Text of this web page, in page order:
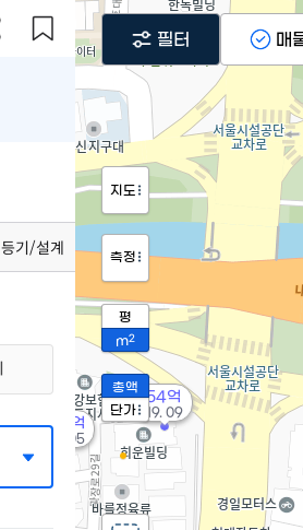
54억
'19. 09
9.5억
'11. 05
지도
측정
평
m2
총액
단가
필터 매
등기/설계